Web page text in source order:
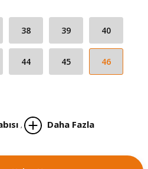
38 39 40
44 45 46
,
Daha Fazla